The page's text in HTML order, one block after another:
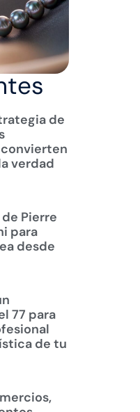
de
verdad
Pierre
para
desde
77 para
de tu